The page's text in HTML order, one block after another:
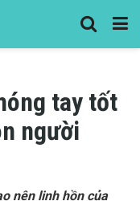
tay tốt
người
nên linh hồn của